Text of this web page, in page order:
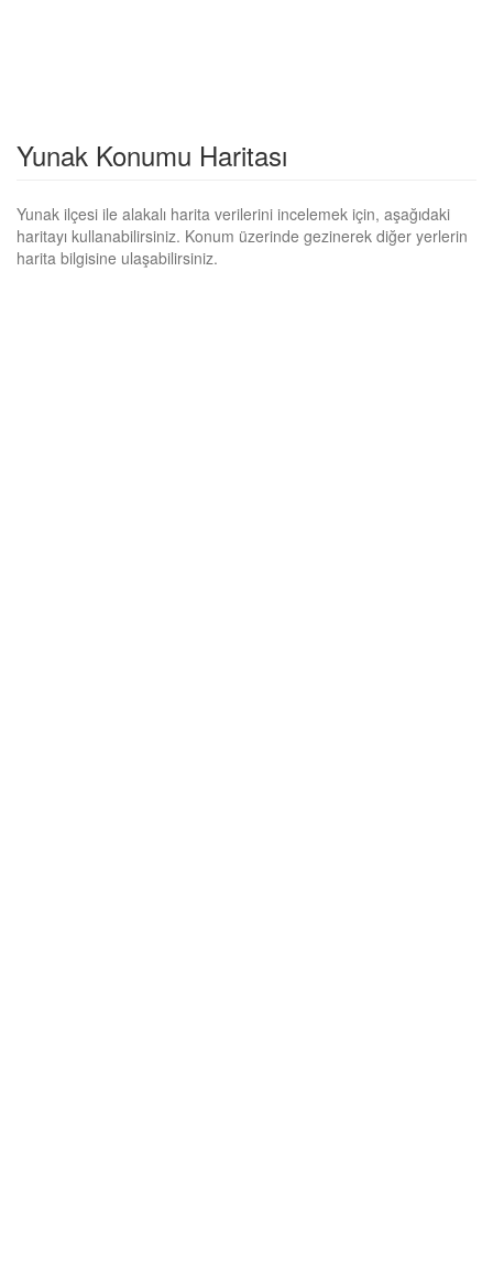
Yunak Konumu Haritası
Yunak ilçesi ile alakalı harita verilerini incelemek için, aşağıdaki
haritayı kullanabilirsiniz. Konum üzerinde gezinerek diğer yerlerin
harita bilgisine ulaşabilirsiniz.